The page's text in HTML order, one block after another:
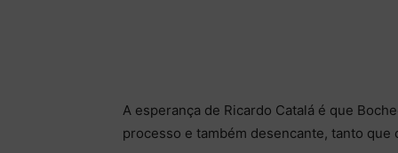
A esperança de Ricardo Catalá é que
processo e também desencante, tanto